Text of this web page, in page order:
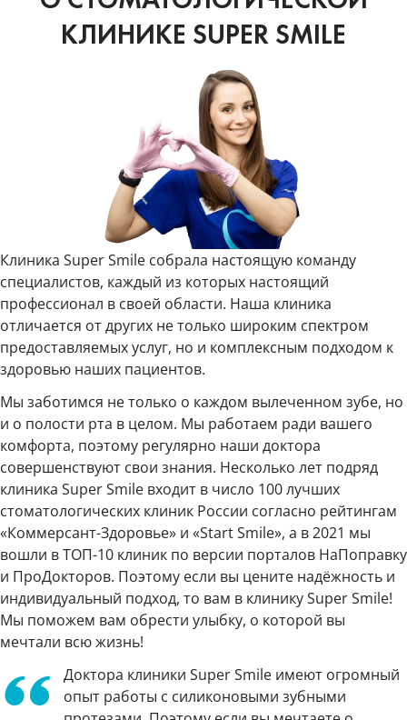
КЛИНИКЕ SUPER SMILE
Клиника Super Smile собрала настоящую команду
специалистов, каждый из которых настоящий
профессионал в своей области. Наша клиника
отличается от других не только широким спектром
предоставляемых услуг, но и комплексным подходом к
здоровью наших пациентов.
Мы заботимся не только о каждом вылеченном зубе, но
и о полости рта в целом. Мы работаем ради вашего
комфорта, поэтому регулярно наши доктора
совершенствуют свои знания. Несколько лет подряд
клиника Super Smile входит в число 100 лучших
стоматологических клиник России согласно рейтингам
«Коммерсант-Здоровье» и «Start Smile», а в 2021 мы
вошли в ТОП-10 клиник по версии порталов НаПоправку
и ПроДокторов. Поэтому если вы цените надёжность и
индивидуальный подход, то вам в клинику Super Smile!
Мы поможем вам обрести улыбку, о которой вы
мечтали всю жизнь!
Доктора клиники Super Smile имеют огромный
опыт работы с силиконовыми зубными